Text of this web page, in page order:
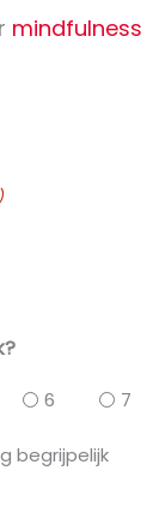
mindfulness
6 7
begrijpelijk